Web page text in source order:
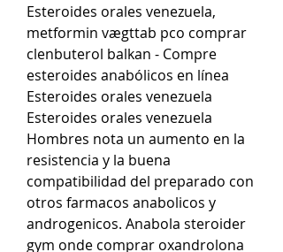
Esteroides orales venezuela,
metformin vægttab pco comprar
clenbuterol balkan - Compre
esteroides anabólicos en línea
Esteroides orales venezuela
Esteroides orales venezuela
Hombres nota un aumento en la
resistencia y la buena
compatibilidad del preparado con
otros farmacos anabolicos y
androgenicos. Anabola steroider
gym onde comprar oxandrolona